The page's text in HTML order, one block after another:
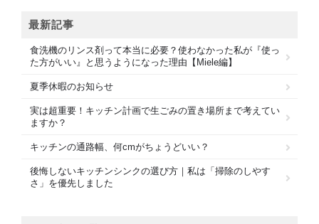
最新記事
食洗機のリンス剤って本当に必要？使わなかった私が『使っ
た方がいい』と思うようになった理由【Miele編】
夏季休暇のお知らせ
実は超重要！キッチン計画で生ごみの置き場所まで考えてい
ますか？
キッチンの通路幅、何cmがちょうどいい？
後悔しないキッチンシンクの選び方｜私は「掃除のしやす
さ」を優先しました